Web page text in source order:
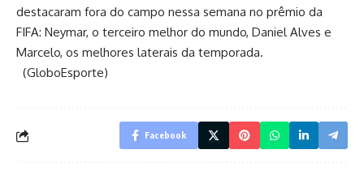
destacaram fora do campo nessa semana no prêmio da
FIFA: Neymar, o terceiro melhor do mundo, Daniel Alves e
Marcelo, os melhores laterais da temporada.
(GloboEsporte)
Facebook